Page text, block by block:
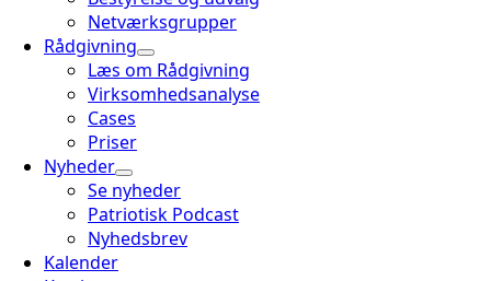
Netværksgrupper
Rådgivning
Læs om Rådgivning
Virksomhedsanalyse
Cases
Priser
Nyheder
Se nyheder
Patriotisk Podcast
Nyhedsbrev
Kalender